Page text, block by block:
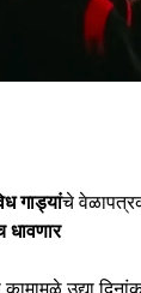
गाड्यांचे
धावणार